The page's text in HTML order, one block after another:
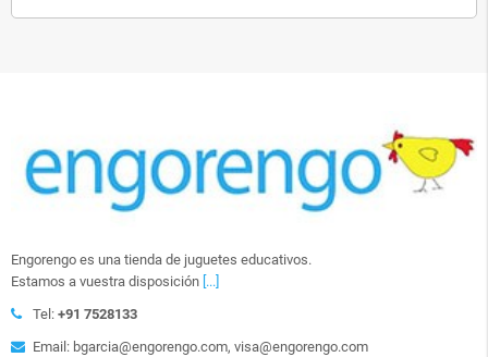
Engorengo es una tienda de juguetes educativos.
Estamos a vuestra disposición [...]
Tel: +91 7528133
Email: bgarcia@engorengo.com, visa@engorengo.com